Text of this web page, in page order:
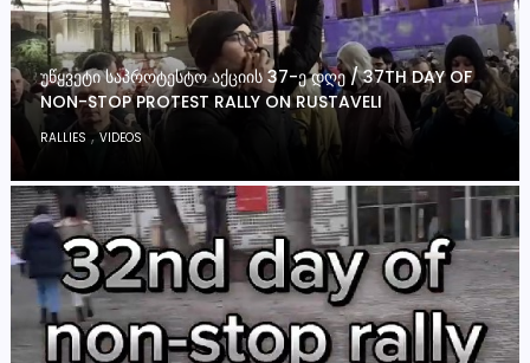
ᲣᲬᲧᲕᲔᲢᲘ ᲡᲐᲞᲠᲝᲢᲔᲡᲢᲝ ᲐᲥᲪᲘᲘᲡ 37-Ე ᲓᲦᲔ / 37TH DAY OF
NON-STOP PROTEST RALLY ON RUSTAVELI
RALLIES ,VIDEOS